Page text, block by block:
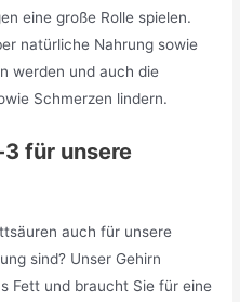
eine große Rolle spielen.
natürliche Nahrung sowie
werden und auch die
Schmerzen lindern.
3 für unsere
auch für unsere
sind? Unser Gehirn
Fett und braucht Sie für eine